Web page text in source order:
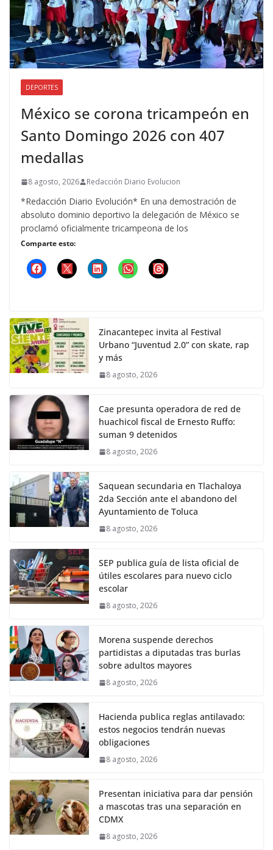
DEPORTES
México se corona tricampeón en
Santo Domingo 2026 con 407
medallas
8 agosto, 2026 Redacción Diario Evolucion
*Redacción Diario Evolución* En una demostración de
absoluto dominio deportivo la delegación de México se
proclamó oficialmente tricampeona de los
Comparte esto:
Zinacantepec invita al Festival
Urbano “Juventud 2.0” con skate, rap
y más
8 agosto, 2026
Cae presunta operadora de red de
huachicol fiscal de Ernesto Ruffo:
suman 9 detenidos
8 agosto, 2026
Saquean secundaria en Tlachaloya
2da Sección ante el abandono del
Ayuntamiento de Toluca
8 agosto, 2026
SEP publica guía de lista oficial de
útiles escolares para nuevo ciclo
escolar
8 agosto, 2026
Morena suspende derechos
partidistas a diputadas tras burlas
sobre adultos mayores
8 agosto, 2026
Hacienda publica reglas antilavado:
estos negocios tendrán nuevas
obligaciones
8 agosto, 2026
Presentan iniciativa para dar pensión
a mascotas tras una separación en
CDMX
8 agosto, 2026